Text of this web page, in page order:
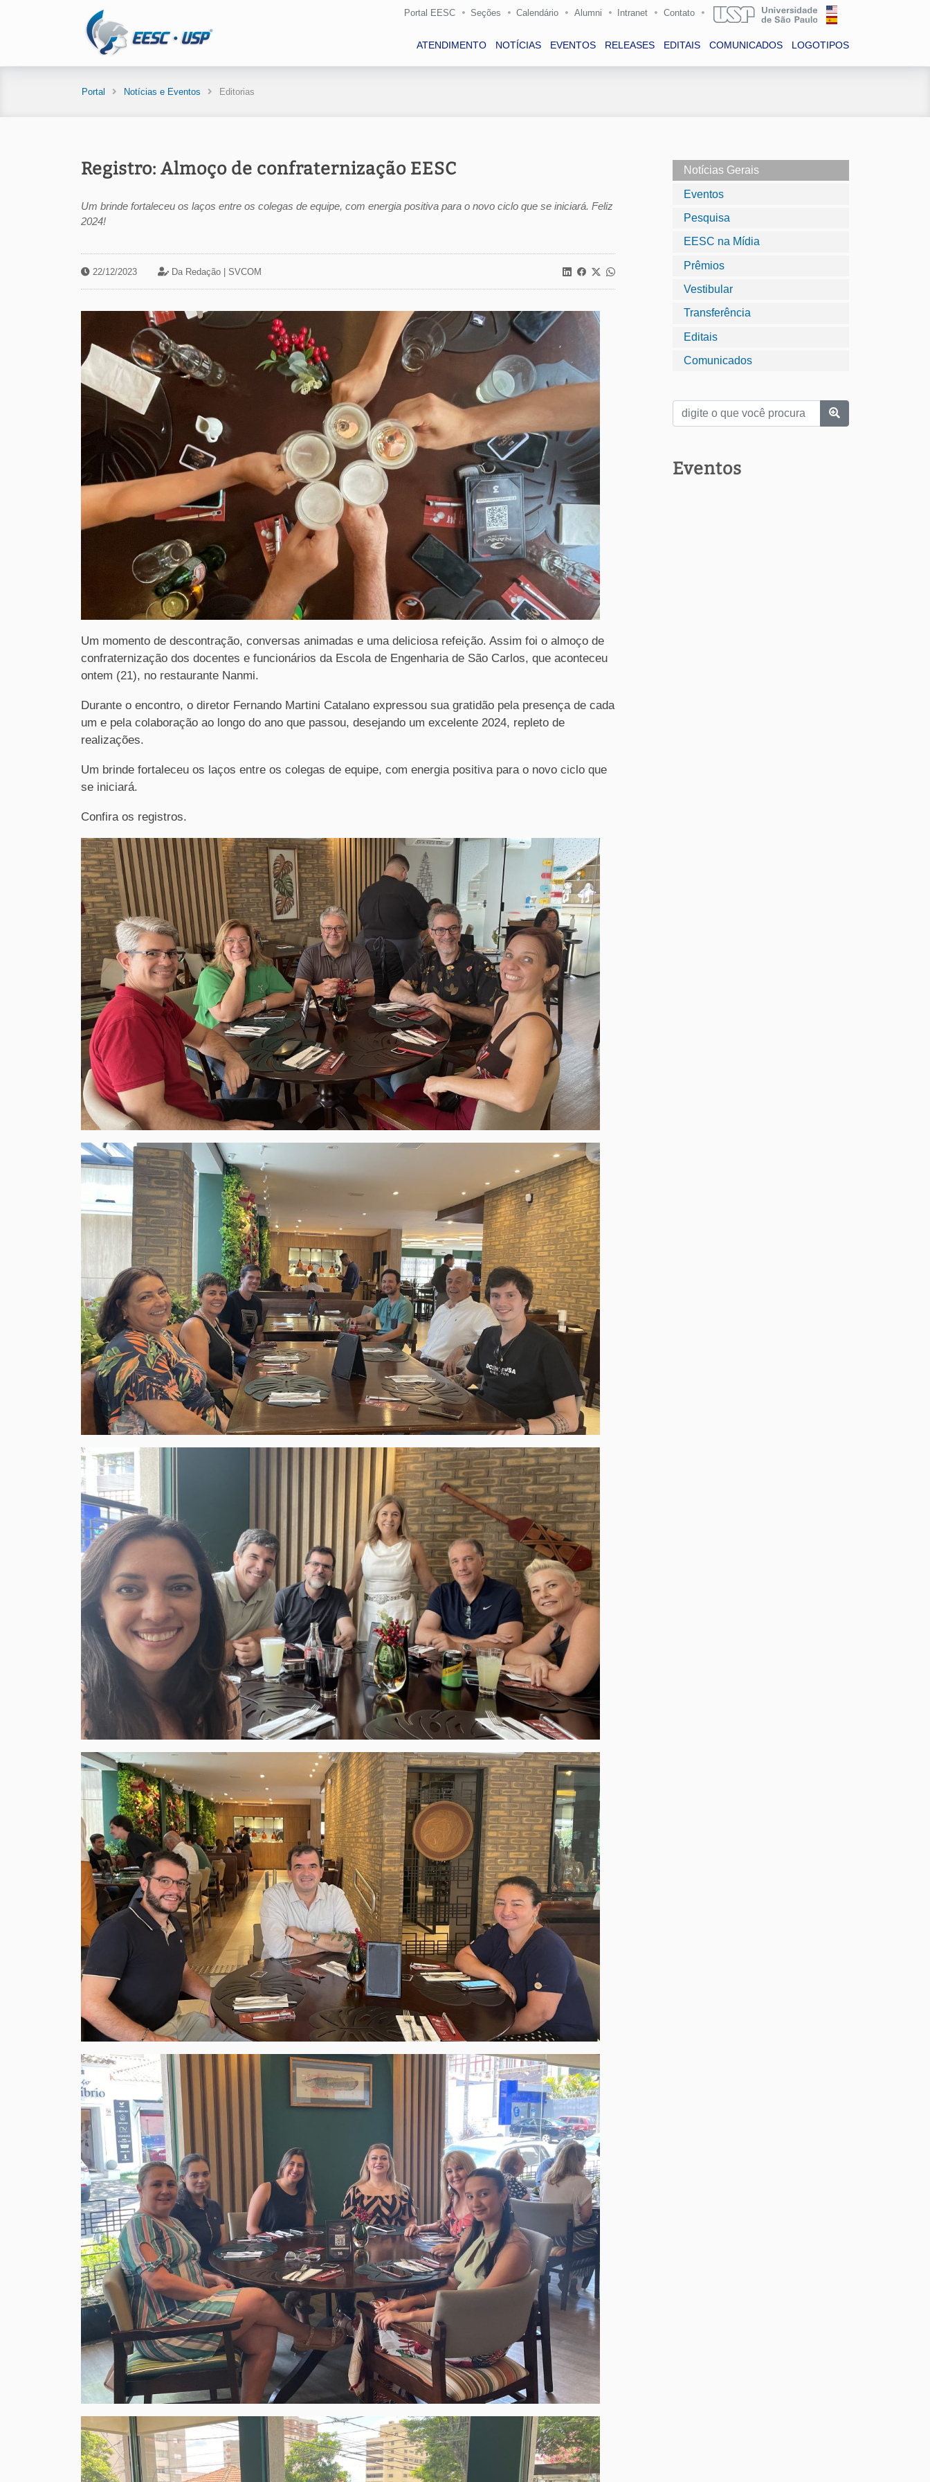
Portal EESC Seções Calendário Alumni Intranet Contato
ATENDIMENTO NOTÍCIAS EVENTOS RELEASES EDITAIS COMUNICADOS LOGOTIPOS
Portal Notícias e Eventos Editorias
Registro: Almoço de confraternização EESC
Um brinde fortaleceu os laços entre os colegas de equipe, com energia positiva para o novo ciclo que se iniciará. Feliz
2024!
22/12/2023 Da Redação | SVCOM
Um momento de descontração, conversas animadas e uma deliciosa refeição. Assim foi o almoço de
confraternização dos docentes e funcionários da Escola de Engenharia de São Carlos, que aconteceu
ontem (21), no restaurante Nanmi.
Durante o encontro, o diretor Fernando Martini Catalano expressou sua gratidão pela presença de cada
um e pela colaboração ao longo do ano que passou, desejando um excelente 2024, repleto de
realizações.
Um brinde fortaleceu os laços entre os colegas de equipe, com energia positiva para o novo ciclo que
se iniciará.
Confira os registros.
Notícias Gerais
Eventos
Pesquisa
EESC na Mídia
Prêmios
Vestibular
Transferência
Editais
Comunicados
Eventos